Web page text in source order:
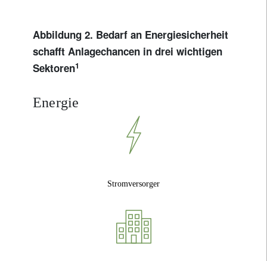
Abbildung 2. Bedarf an Energiesicherheit
schafft Anlagechancen in drei wichtigen
Sektoren1
Energie
Stromversorger